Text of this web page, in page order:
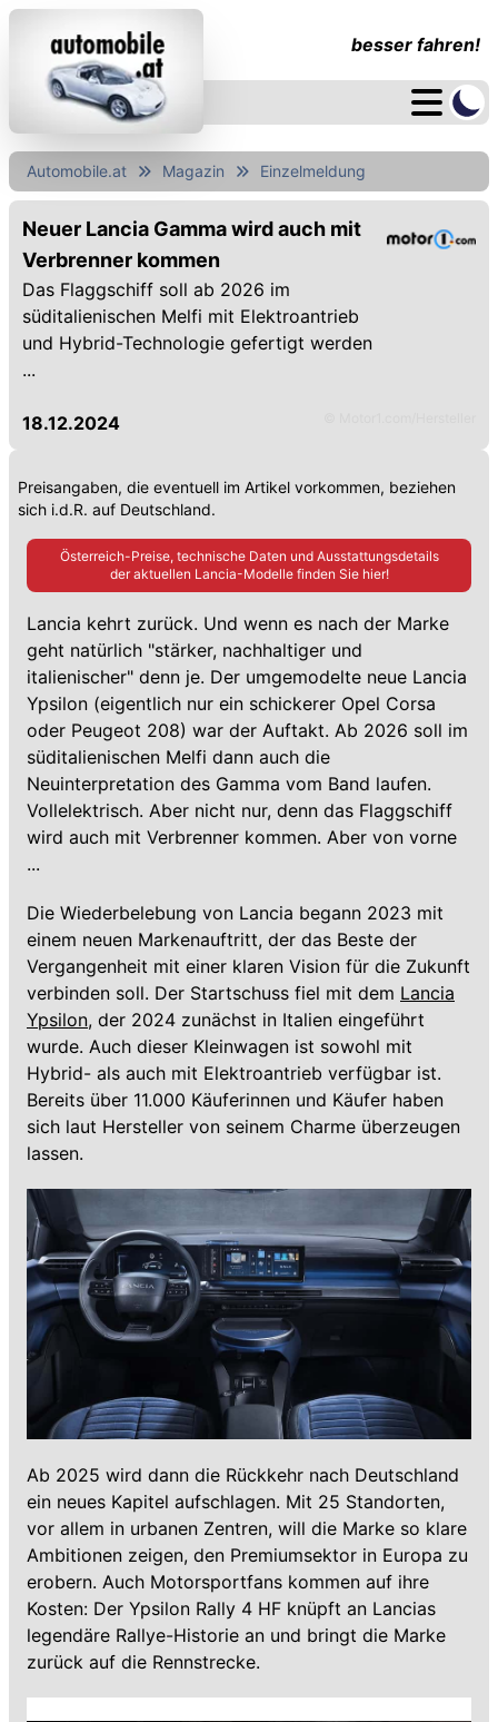
besser fahren!
Automobile.at Magazin Einzelmeldung
Neuer Lancia Gamma wird auch mit
Verbrenner kommen
Das Flaggschiff soll ab 2026 im
süditalienischen Melfi mit Elektroantrieb
und Hybrid-Technologie gefertigt werden
...
18.12.2024
Preisangaben, die eventuell im Artikel vorkommen, beziehen
sich i.d.R. auf Deutschland.
Österreich-Preise, technische Daten und Ausstattungsdetails
der aktuellen Lancia-Modelle finden Sie hier!
Lancia kehrt zurück. Und wenn es nach der Marke
geht natürlich "stärker, nachhaltiger und
italienischer" denn je. Der umgemodelte neue Lancia
Ypsilon (eigentlich nur ein schickerer Opel Corsa
oder Peugeot 208) war der Auftakt. Ab 2026 soll im
süditalienischen Melfi dann auch die
Neuinterpretation des Gamma vom Band laufen.
Vollelektrisch. Aber nicht nur, denn das Flaggschiff
wird auch mit Verbrenner kommen. Aber von vorne
...
Die Wiederbelebung von Lancia begann 2023 mit
einem neuen Markenauftritt, der das Beste der
Vergangenheit mit einer klaren Vision für die Zukunft
verbinden soll. Der Startschuss fiel mit dem Lancia
Ypsilon, der 2024 zunächst in Italien eingeführt
wurde. Auch dieser Kleinwagen ist sowohl mit
Hybrid- als auch mit Elektroantrieb verfügbar ist.
Bereits über 11.000 Käuferinnen und Käufer haben
sich laut Hersteller von seinem Charme überzeugen
lassen.
Ab 2025 wird dann die Rückkehr nach Deutschland
ein neues Kapitel aufschlagen. Mit 25 Standorten,
vor allem in urbanen Zentren, will die Marke so klare
Ambitionen zeigen, den Premiumsektor in Europa zu
erobern. Auch Motorsportfans kommen auf ihre
Kosten: Der Ypsilon Rally 4 HF knüpft an Lancias
legendäre Rallye-Historie an und bringt die Marke
zurück auf die Rennstrecke.